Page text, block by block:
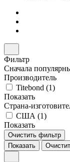
Фильтр
Сначала
Производитель
Titebond (1)
Показать
Страна-
США (1)
Показать
Очистить фильтр
Показать